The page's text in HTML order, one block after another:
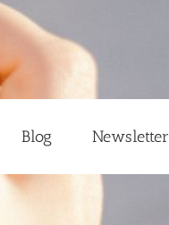
Blog Newsletter